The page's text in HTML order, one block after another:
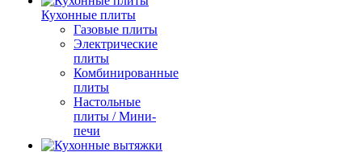
Кухонные плиты
Газовые плиты
Электрические
плиты
Комбинированные
плиты
Настольные
плиты / Мини-
печи